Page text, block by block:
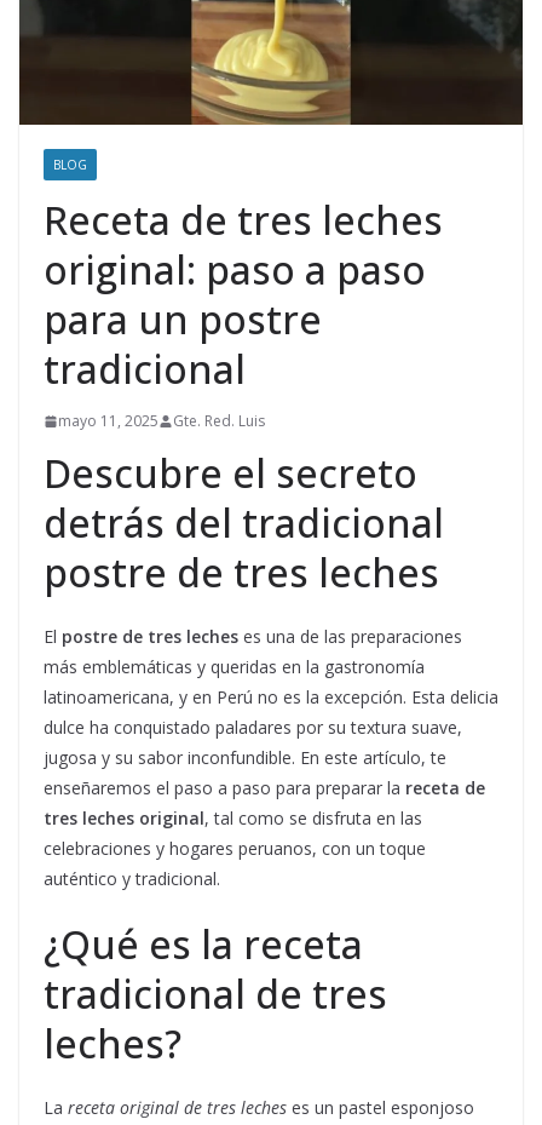
BLOG
Receta de tres leches
original: paso a paso
para un postre
tradicional
mayo 11, 2025 Gte. Red. Luis
Descubre el secreto
detrás del tradicional
postre de tres leches
El postre de tres leches es una de las preparaciones
más emblemáticas y queridas en la gastronomía
latinoamericana, y en Perú no es la excepción. Esta delicia
dulce ha conquistado paladares por su textura suave,
jugosa y su sabor inconfundible. En este artículo, te
enseñaremos el paso a paso para preparar la receta de
tres leches original, tal como se disfruta en las
celebraciones y hogares peruanos, con un toque
auténtico y tradicional.
¿Qué es la receta
tradicional de tres
leches?
La receta original de tres leches es un pastel esponjoso